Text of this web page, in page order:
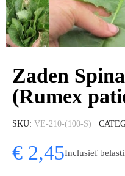
Zaden
(Rumex
SKU VE-210-(100-S)
€ 2,45Inclusief